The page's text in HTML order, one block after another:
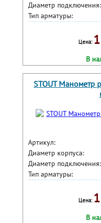
Диаметр подключения:
Тип арматуры:
Цена:
В
STOUT Манометр
Артикул:
Диаметр корпуса:
Диаметр подключения:
Тип арматуры:
Цена:
В